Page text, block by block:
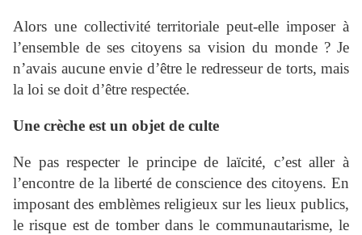
Alors une collectivité territoriale peut-elle imposer à
l’ensemble de ses citoyens sa vision du monde ? Je
n’avais aucune envie d’être le redresseur de torts, mais
la loi se doit d’être respectée.
Une crèche est un objet de culte
Ne pas respecter le principe de laïcité, c’est aller à
l’encontre de la liberté de conscience des citoyens. En
imposant des emblèmes religieux sur les lieux publics,
le risque est de tomber dans le communautarisme, le